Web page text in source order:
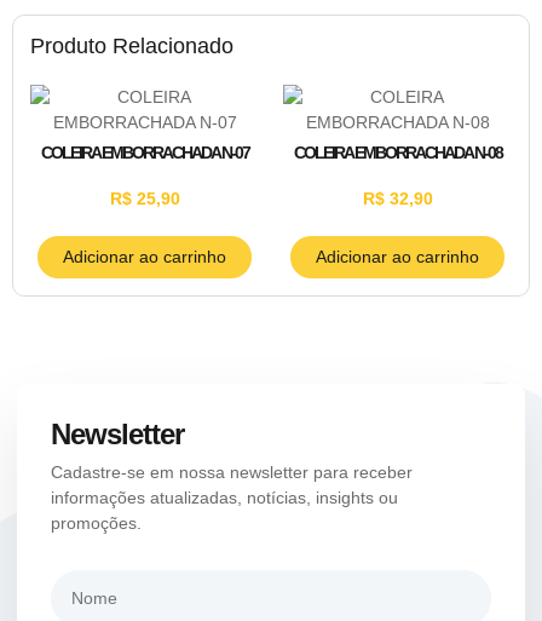
Produto Relacionado
COLEIRA EMBORRACHADA N-07
R$25,90
Adicionar ao carrinho
COLEIRA EMBORRACHADA N-08
R$32,90
Adicionar ao carrinho
Newsletter
Cadastre-se em nossa newsletter para receber
informações atualizadas, notícias, insights ou
promoções.